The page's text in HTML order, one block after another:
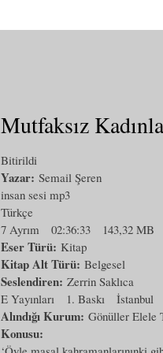
Mutfaksız
Bitirildi
Yazar: Semail Şeren
insan sesi mp3
Türkçe
7 Ayrım
02:36:33 143,32 MB
Eser Türü: Kitap
Kitap Alt Türü: Belgesel
Seslendiren: Zerrin Saklıca
E Yayınları
1. Baskı İstanbul
Alındığı Kurum: Gönüller Elele
Konusu: